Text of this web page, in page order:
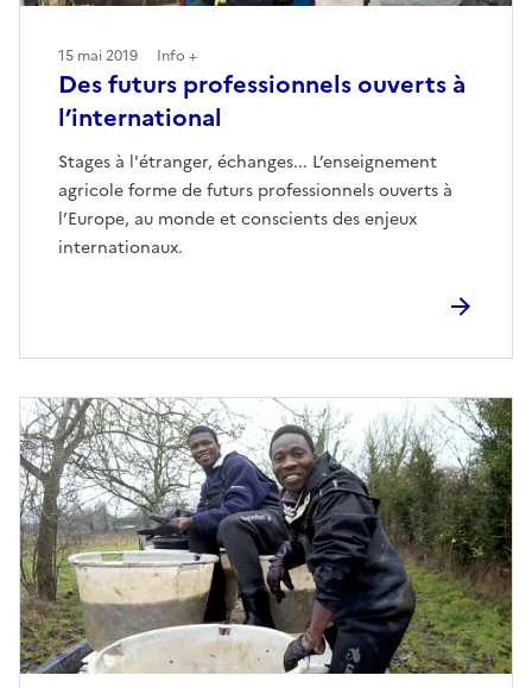
Des futurs professionnels ouverts à
l’international
Stages à l'étranger, échanges... L’enseignement
agricole forme de futurs professionnels ouverts à
l’Europe, au monde et conscients des enjeux
internationaux.
15 mai 2019 Info +